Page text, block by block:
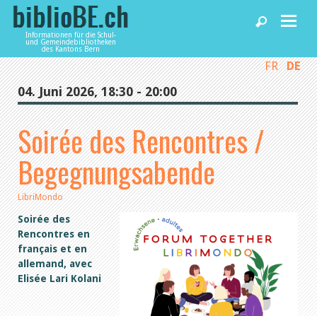
Informationen für die Schul-
und Gemeindebibliotheken
des Kantons Bern
Home
News und Fachbeiträge
Bibliotheken
Agenda
Dienstleistungen
FR DE
04. Juni 2026, 18:30 - 20:00
Soirée des Rencontres /
Begegnungsabende
LibriMondo
Soirée des
Rencontres en
français et en
allemand, avec
Elisée Lari Kolani